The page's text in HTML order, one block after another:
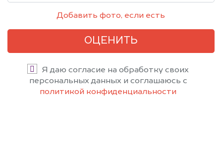
Добавить фото, если есть
ОЦЕНИТЬ
Я даю согласие на обработку своих
персональных данных и соглашаюсь с
политикой конфиденциальности